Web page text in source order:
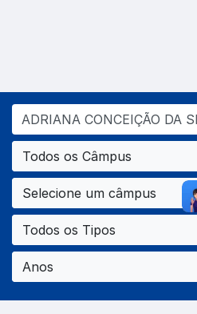
Todos os Câmpus
Selecione um câmpus
Todos os Tipos
Anos